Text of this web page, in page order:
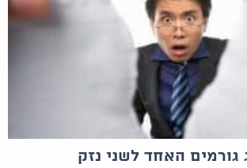
גורמים האחד לשני נזק